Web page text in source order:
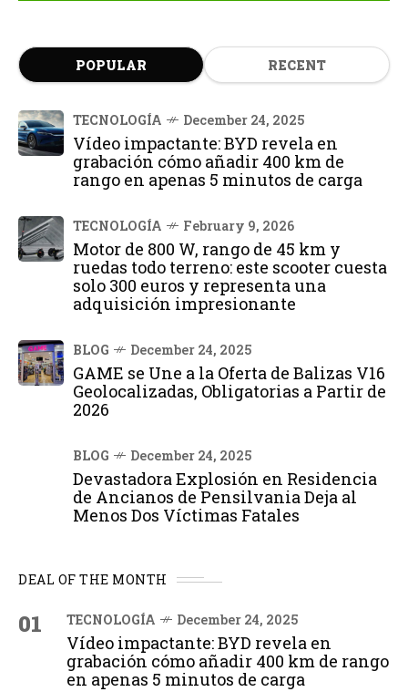
POPULAR RECENT
TECNOLOGÍA December 24, 2025
Vídeo impactante: BYD revela en
grabación cómo añadir 400 km de
rango en apenas 5 minutos de carga
TECNOLOGÍA February 9, 2026
Motor de 800 W, rango de 45 km y
ruedas todo terreno: este scooter cuesta
solo 300 euros y representa una
adquisición impresionante
BLOG December 24, 2025
GAME se Une a la Oferta de Balizas V16
Geolocalizadas, Obligatorias a Partir de
2026
BLOG December 24, 2025
Devastadora Explosión en Residencia
de Ancianos de Pensilvania Deja al
Menos Dos Víctimas Fatales
DEAL OF THE MONTH
01 TECNOLOGÍA December 24, 2025
Vídeo impactante: BYD revela en
grabación cómo añadir 400 km de rango
en apenas 5 minutos de carga